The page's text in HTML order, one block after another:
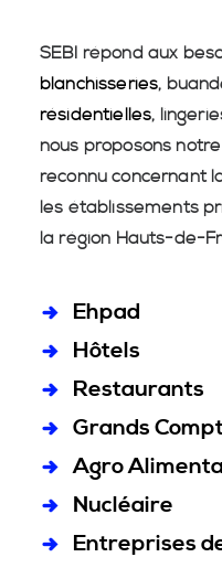
SEBI répond aux
blanchisseries,
résidentielles,
nous proposons
reconnu concernant
les établissements
la région Hauts-de-
Ehpad
Hôtels
Restaurants
Grands
Agro
Nucléaire
Entreprises